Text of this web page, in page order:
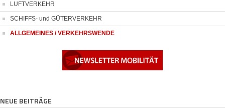
LUFTVERKEHR
SCHIFFS- und GÜTERVERKEHR
ALLGEMEINES / VERKEHRSWENDE
NEUE BEITRÄGE